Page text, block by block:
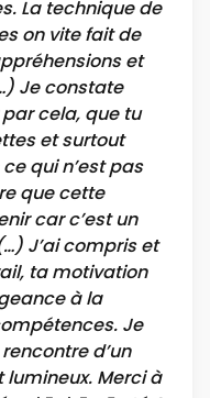
La technique de
on vite fait de
et
Je constate
cela, que tu
et surtout
qui n’est pas
que cette
car c’est un
J’ai compris et
ta motivation
à la
Je
d’un
Merci à